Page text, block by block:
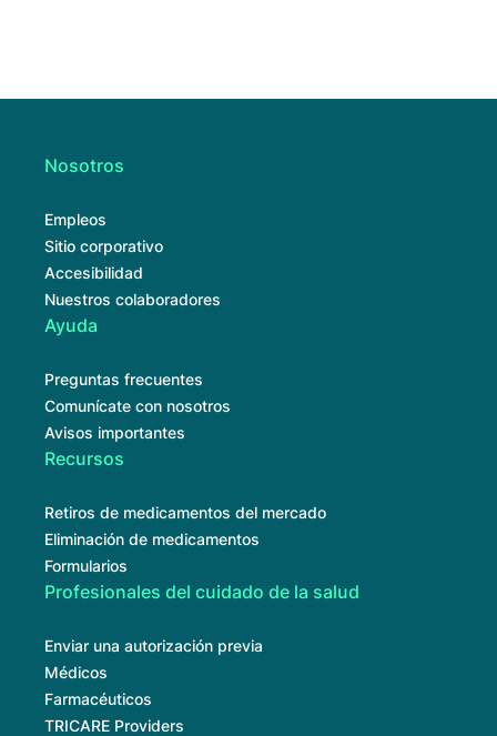
Nosotros
Empleos
Sitio corporativo
Accesibilidad
Nuestros colaboradores
Ayuda
Preguntas frecuentes
Comunícate con nosotros
Avisos importantes
Recursos
Retiros de medicamentos del mercado
Eliminación de medicamentos
Formularios
Profesionales del cuidado de la salud
Enviar una autorización previa
Médicos
Farmacéuticos
TRICARE Providers